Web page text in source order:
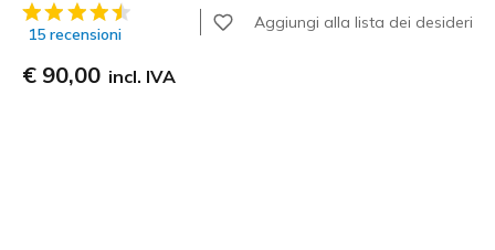
Valutazione cliente 3,6 su 5
15 recensioni
Aggiungi alla lista dei desideri
€ 90,00 incl. IVA